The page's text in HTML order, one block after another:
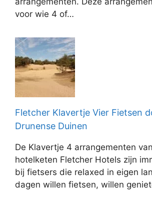
voor wie 4 of…
Fletcher Klavertje Vier Fietsen
Drunense Duinen
De Klavertje 4 arrangementen
hotelketen Fletcher Hotels zijn
bij fietsers die relaxed in eigen
dagen willen fietsen, willen